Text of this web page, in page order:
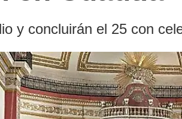
y concluirán el 25 con